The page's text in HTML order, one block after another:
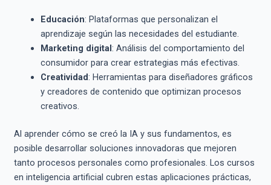
Educación: Plataformas que personalizan el
aprendizaje según las necesidades del estudiante.
Marketing digital: Análisis del comportamiento del
consumidor para crear estrategias más efectivas.
Creatividad: Herramientas para diseñadores gráficos
y creadores de contenido que optimizan procesos
creativos.
Al aprender cómo se creó la IA y sus fundamentos, es
posible desarrollar soluciones innovadoras que mejoren
tanto procesos personales como profesionales. Los cursos
en inteligencia artificial cubren estas aplicaciones prácticas,